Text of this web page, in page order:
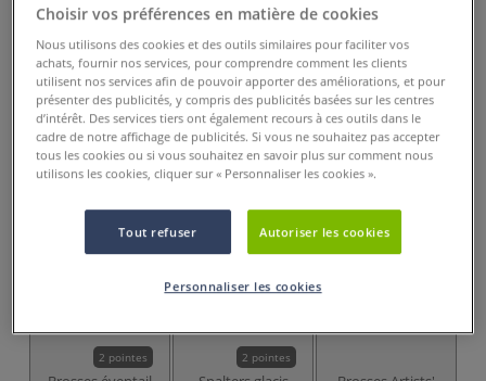
dès
Prix TTCInfo frais
Acheter ce Produit
Ces articles pourraient également vous
intéresser
2 pointes 2 pointes
Choisir vos préférences en matière de cookies
Nous utilisons des cookies et des outils similaires pour faciliter vos
achats, fournir nos services, pour comprendre comment les clients
utilisent nos services afin de pouvoir apporter des améliorations, et pour
présenter des publicités, y compris des publicités basées sur les centres
d’intérêt. Des services tiers ont également recours à ces outils dans le
cadre de notre affichage de publicités. Si vous ne souhaitez pas accepter
tous les cookies ou si vous souhaitez en savoir plus sur comment nous
utilisons les cookies, cliquer sur « Personnaliser les cookies ».
Tout refuser Autoriser les cookies
Personnaliser les cookies